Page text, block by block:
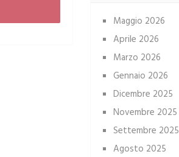
Maggio 2026
Aprile 2026
Marzo 2026
Gennaio 2026
Dicembre 2025
Novembre 2025
Settembre 2025
Agosto 2025